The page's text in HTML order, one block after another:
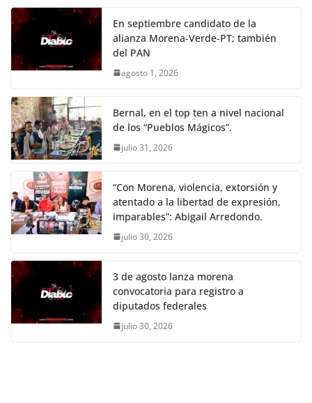
En septiembre candidato de la
alianza Morena-Verde-PT; también
del PAN
agosto 1, 2026
Bernal, en el top ten a nivel nacional
de los “Pueblos Mágicos”.
julio 31, 2026
“Con Morena, violencia, extorsión y
atentado a la libertad de expresión,
imparables”: Abigail Arredondo.
julio 30, 2026
3 de agosto lanza morena
convocatoria para registro a
diputados federales
julio 30, 2026